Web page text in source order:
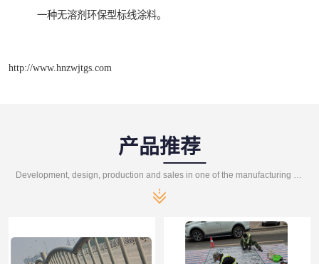
一种无溶剂环保型标线涂料。
http://www.hnzwjtgs.com
产品推荐
Development, design, production and sales in one of the manufacturing enterprises